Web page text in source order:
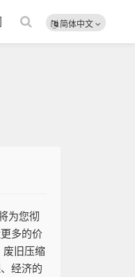
简体中文
为您彻
多的价
废旧压缩
经济的